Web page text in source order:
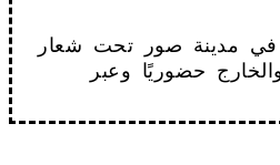
الوطنيّ اللّبناني المجاني في مدينة صور تحت شعار
حضوريًا وعبر